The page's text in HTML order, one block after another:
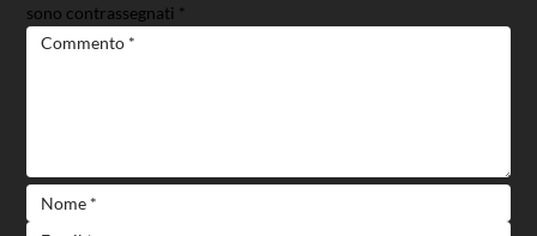
sono contrassegnati *